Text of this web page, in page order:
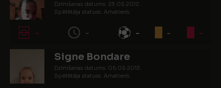
Dzimšanas datums: 23.05.2012.
Spēlētāja statuss: Amatieris
- - - - -
Signe Bondare
Dzimšanas datums: 05.05.2013.
Spēlētāja statuss: Amatieris